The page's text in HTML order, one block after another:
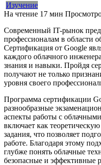
Изучение
На чтение 17 мин
Современный IT-рынок
профессионалам в области
Сертификация от Google
каждого облачного
знания и навыки. Пройдя
получают не только
уровня своего
Программа сертификации
разнообразные
аспекты работы с
включает как
задания, что позволяет
работе. Благодаря этому
глубже понять облачные
безопасные и эффективные